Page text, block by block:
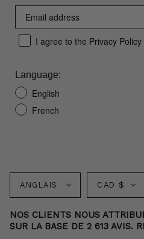
I agree to the Privacy Policy
Language:
English
French
Langue
ANGLAIS CAD $
NOS CLIENTS NOUS
SUR LA BASE DE 2 613 AVIS.